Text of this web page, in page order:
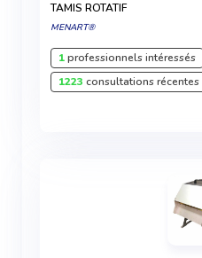
TAMIS ROTATIF
MENART®
1professionnels intéressés
1223 consultations récentes